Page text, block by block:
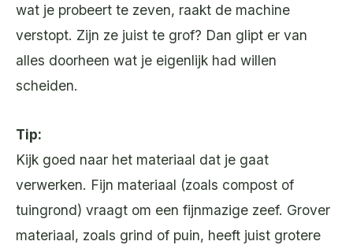
wat je probeert te zeven, raakt de machine
verstopt. Zijn ze juist te grof? Dan glipt er van
alles doorheen wat je eigenlijk had willen
scheiden.
Tip:
Kijk goed naar het materiaal dat je gaat
verwerken. Fijn materiaal (zoals compost of
tuingrond) vraagt om een fijnmazige zeef. Grover
materiaal, zoals grind of puin, heeft juist grotere